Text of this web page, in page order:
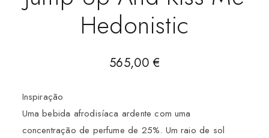
Hedonistic
565,00€
Inspiração
Uma bebida afrodisíaca ardente com uma
concentração de perfume de 25%. Um raio de sol